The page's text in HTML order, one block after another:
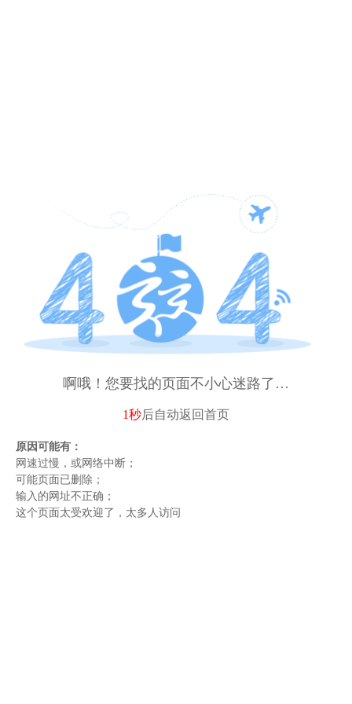
啊哦！您要找的页面不小心迷路了…
1秒后自动返回首页
原因可能有：
网速过慢，或网络中断；
可能页面已删除；
输入的网址不正确；
这个页面太受欢迎了，太多人访问